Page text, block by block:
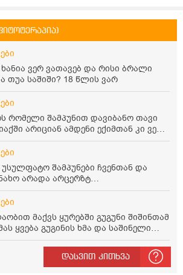
ვერ ვათავებ და რისი ბრალი
თუა საშიში? 18 წლის ვარ
რომელი შამპუნით დავიბანო თავი
არიციან ამდენი ექიმთან კი ვერ
შეოცავს ესეც კი ვერ ვათქმე ინე
თვალებით გიყირებენ და
შამპუნები ჩვენთან და
არადა არცერზტ
არააქვს ან ფრიი
მაქვს ყურებში გუგუნი შიშინთამ
ყვება გუგინის ხმა და საშინელი
ნაწლავებიც ბჟუის ხან.გულოც ჩქარა
ბრალია ეს აუტანელი გუგუნი?რა
ხოლმე უფრონხშირადდასვით კითხვა